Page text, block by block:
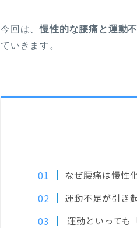
今回は、慢性的な腰痛と運動
ていきます。
なぜ腰痛は慢性
運動不足が引き
運動といっても